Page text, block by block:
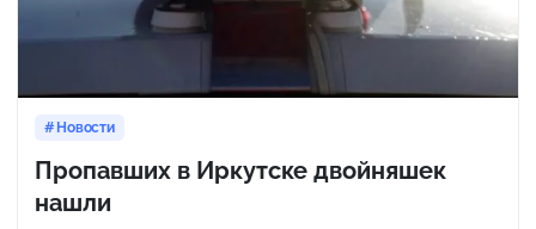
Новости
Пропавших в Иркутске двойняшек
нашли